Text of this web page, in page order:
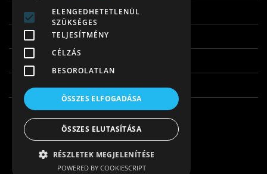
KAPCSOLAT
ADATKEZELÉSI TÁJÉKOZTATÓ
IMPRESSZUM
ELENGEDHETETLENÜL
SZÜKSÉGES
TELJESÍTMÉNY
CÉLZÁS
BESOROLATLAN
ÖSSZES ELFOGADÁSA
ÖSSZES ELUTASÍTÁSA
RÉSZLETEK MEGJELENÍTÉSE
POWERED BY COOKIESCRIPT